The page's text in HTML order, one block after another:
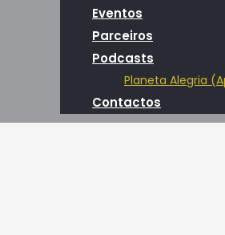
Eventos
Parceiros
Podcasts
Planeta Alegria
Contactos